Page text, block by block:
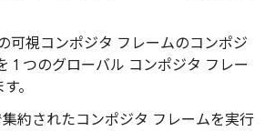
可視コンポジタ フレームのコンポジ
1 つのグローバル コンポジタ フレー
。
約されたコンポジタ フレームを実行